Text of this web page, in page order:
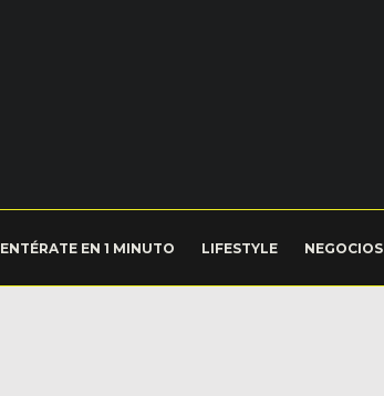
ENTÉRATE EN 1 MINUTO LIFESTYLE NEGOCIOS